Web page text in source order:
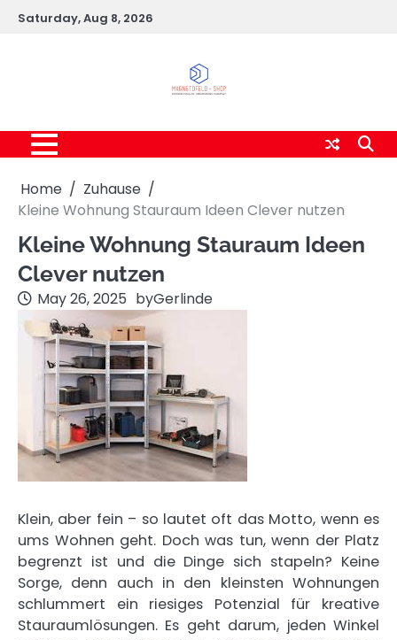
SkipSaturday, Aug 8, 2026
Home
Zuhause
Kleine Wohnung Stauraum Ideen Clever nutzen
Kleine Wohnung Stauraum Ideen
Clever nutzen
May 26, 2025 byGerlinde
Klein, aber fein – so lautet oft das Motto, wenn es
ums Wohnen geht. Doch was tun, wenn der Platz
begrenzt ist und die Dinge sich stapeln? Keine
Sorge, denn auch in den kleinsten Wohnungen
schlummert ein riesiges Potenzial für kreative
Stauraumlösungen. Es geht darum, jeden Winkel